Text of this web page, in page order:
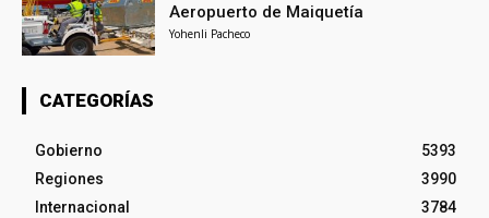
Aeropuerto de Maiquetía
Yohenli Pacheco
CATEGORÍAS
Gobierno
5393
Regiones
3990
Internacional
3784